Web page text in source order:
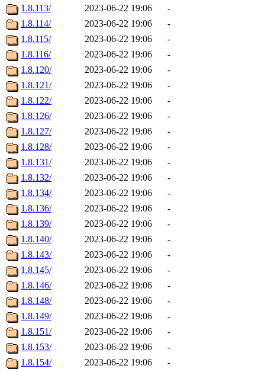
1.8.113/
2023-06-22 19:06
-
1.8.114/
2023-06-22 19:06
-
1.8.115/
2023-06-22 19:06
-
1.8.116/
2023-06-22 19:06
-
1.8.120/
2023-06-22 19:06
-
1.8.121/
2023-06-22 19:06
-
1.8.122/
2023-06-22 19:06
-
1.8.126/
2023-06-22 19:06
-
1.8.127/
2023-06-22 19:06
-
1.8.128/
2023-06-22 19:06
-
1.8.131/
2023-06-22 19:06
-
1.8.132/
2023-06-22 19:06
-
1.8.134/
2023-06-22 19:06
-
1.8.136/
2023-06-22 19:06
-
1.8.139/
2023-06-22 19:06
-
1.8.140/
2023-06-22 19:06
-
1.8.143/
2023-06-22 19:06
-
1.8.145/
2023-06-22 19:06
-
1.8.146/
2023-06-22 19:06
-
1.8.148/
2023-06-22 19:06
-
1.8.149/
2023-06-22 19:06
-
1.8.151/
2023-06-22 19:06
-
1.8.153/
2023-06-22 19:06
-
1.8.154/
2023-06-22 19:06 -